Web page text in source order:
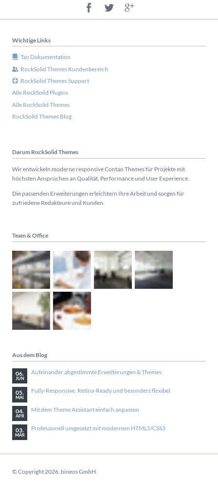
Wichtige Links
Tao Dokumentation
RockSolid Themes Kundenbereich
RockSolid Themes Support
Alle RockSolid Plugins
Alle RockSolid Themes
RockSolid Themes Blog
Darum RockSolid Themes
Wir entwickeln moderne responsive Contao Themes für Projekte mit
höchsten Ansprüchen an Qualität, Performance und User Experience.
Die passenden Erweiterungen erleichtern Ihre Arbeit und sorgen für
zufriedene Redakteure und Kunden.
Team & Office
Aus dem Blog
06.
JUN
Aufeinander abgestimmte Erweiterungen & Themes
05.
MAI
Fully-Responsive, Retina-Ready und besonders flexibel
04.
APR
Mit dem Theme Assistant einfach anpassen
03.
MÄR
Professionell umgesetzt mit modernem HTML5/CSS3
© Copyright 2026. bineos GmbH.